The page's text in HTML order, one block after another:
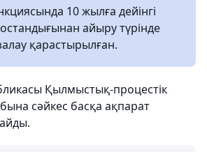
10 жылға дейінгі
айыру түрінде
қарастырылған.
Қылмыстық-процестік
сәйкес басқа ақпарат